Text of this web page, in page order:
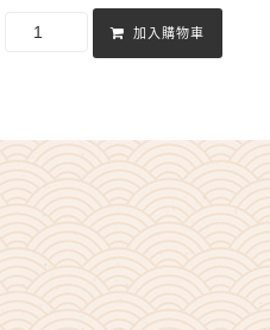
加入購物車